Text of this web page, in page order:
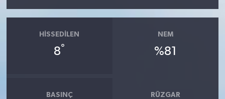
HISSEDILEN
8°
NEM
%81
BASINÇ RÜZGAR